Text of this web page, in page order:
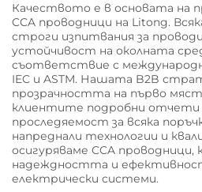
Качеството е в основата на
CCA проводници на Litong.
строги изпитвания за
устойчивост на околната
съответствие с
IEC и ASTM. Нашата B2B
прозрачността на първо
клиентите подробни отчети
проследяемост за всяка
напреднали технологии и
осигуряваме CCA
надеждността и
електрически системи.